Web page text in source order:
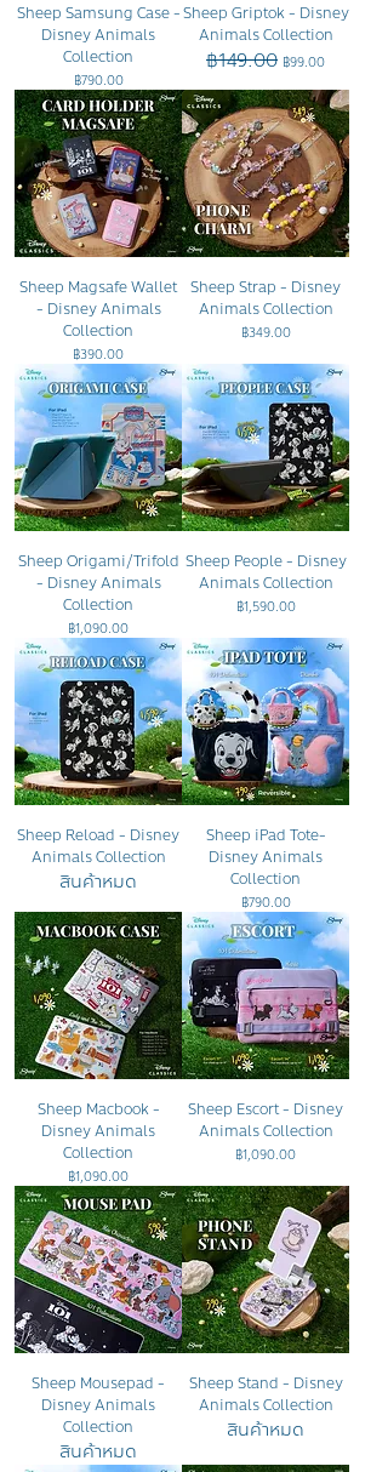
Sheep Samsung Case -
Disney Animals
Collection
ราคา
฿790.00
Sheep Griptok - Disney
Animals Collection
ราคาปกติ
฿149.00 ราคาขายลด
฿99.00
Sheep Magsafe Wallet
- Disney Animals
Collection
ราคา
฿390.00
Sheep Strap - Disney
Animals Collection
ราคา
฿349.00
Sheep Origami/Trifold
- Disney Animals
Collection
ราคา
฿1,090.00
Sheep People - Disney
Animals Collection
ราคา
฿1,590.00
Sheep Reload - Disney
Animals Collection
สินค้าหมด
Sheep iPad Tote-
Disney Animals
Collection
ราคา
฿790.00
Sheep Macbook -
Disney Animals
Collection
ราคา
฿1,090.00
Sheep Escort - Disney
Animals Collection
ราคา
฿1,090.00
Sheep Mousepad -
Disney Animals
Collection
สินค้าหมด
Sheep Stand - Disney
Animals Collection
สินค้าหมด